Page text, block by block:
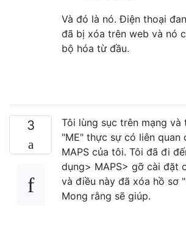
Và đó là nó. Điện thoại
đã bị xóa trên web và nó
bộ hóa từ đầu.
3
Tôi lùng sục trên mạng và
"ME" thực sự có liên quan
MAPS của tôi. Tôi đã đi
dụng> MAPS> gỡ cài đặt
và điều này đã xóa hồ sơ
Mong rằng sẽ giúp.